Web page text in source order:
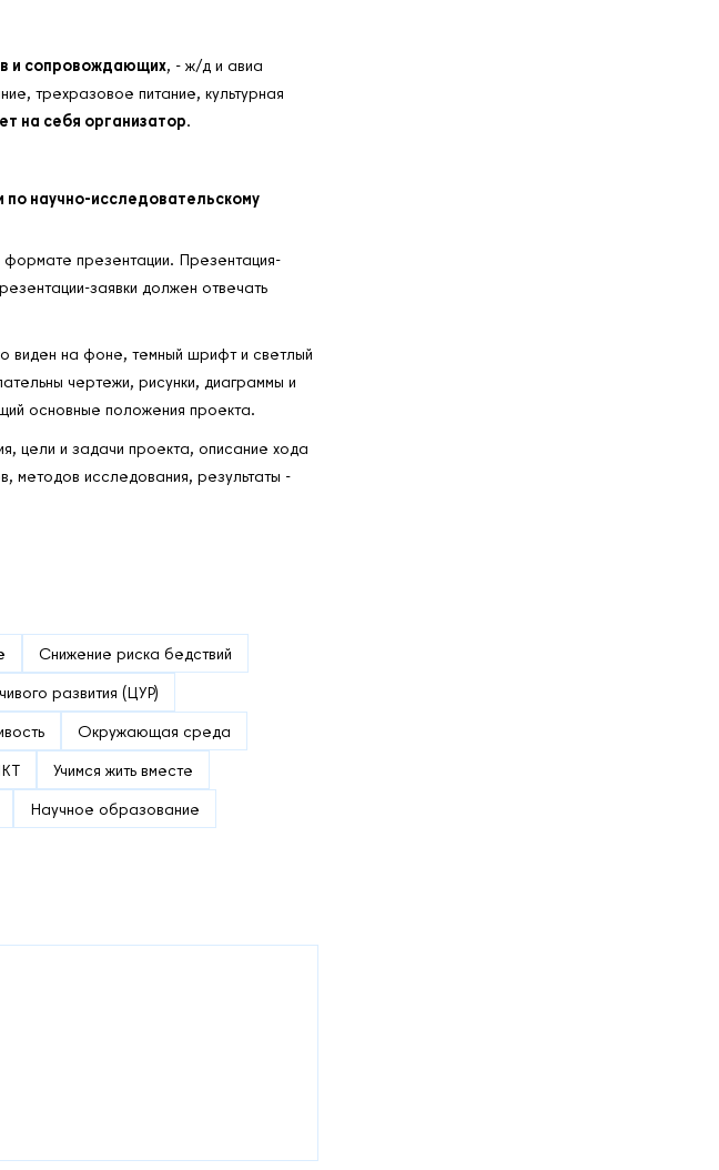
и сопровождающих, - ж/д и авиа
трехразовое питание, культурная
на себя организатор.
научно-исследовательскому
презентации. Презентация-
заявки должен отвечать
виден на фоне, темный шрифт и светлый
чертежи, рисунки, диаграммы и
основные положения проекта.
цели и задачи проекта, описание хода
методов исследования, результаты -
Снижение риска бедствий
развития (ЦУР)
Окружающая среда
Учимся жить вместе
Научное образование